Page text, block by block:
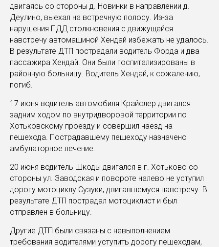
двигаясь со стороны д. Новинки в направлении д.
Деулино, выехал на встречную полосу. Из-за
нарушения ПДД столкновения с движущейся
навстречу автомашиной Хендай избежать не удалось.
В результате ДТП пострадали водитель Форда и два
пассажира Хендай. Они были госпитализированы в
районную больницу. Водитель Хендай, к сожалению,
погиб.
17 июня водитель автомобиля Крайслер двигался
задним ходом по внутридворовой территории по
Хотьковскому проезду и совершил наезд на
пешехода. Пострадавшему пешеходу назначено
амбулаторное лечение.
20 июня водитель Шкоды двигался в г. Хотьково со
стороны ул. Заводская и повороте налево не уступил
дорогу мотоциклу Сузуки, двигавшемуся навстречу. В
результате ДТП пострадал мотоциклист и был
отправлен в больницу.
Другие ДТП были связаны с невыполнением
требования водителями уступить дорогу пешеходам,